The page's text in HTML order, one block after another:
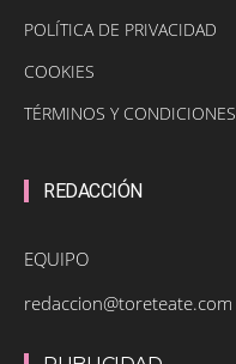
POLÍTICA DE PRIVACIDAD
COOKIES
TÉRMINOS Y CONDICIONES
REDACCIÓN
EQUIPO
redaccion@toreteate.com